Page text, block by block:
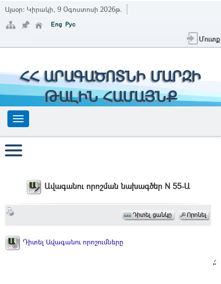
Այսօր: Կիրակի, 9 Օգոստոսի 2026թ.
Մուտք
ՀՀ ԱՐԱԳԱԾՈՏՆԻ ՄԱՐԶԻ
ԹԱԼԻՆ ՀԱՄԱՅՆՔ
Ավագանու որոշման նախագծեր N 55-Ա
Դիտել Ավագանու որոշումները